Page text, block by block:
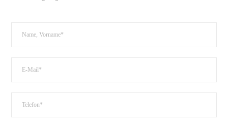
Bitte lasse dieses Feld leer.